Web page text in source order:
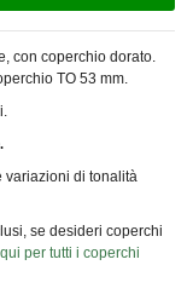
con coperchio dorato.
TO 53 mm.
variazioni di tonalità
se desideri coperchi
per tutti i coperchi